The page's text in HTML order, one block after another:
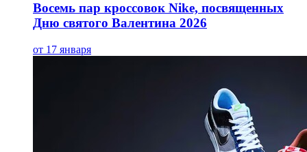
Восемь пар кроссовок Nike, посвященных
Дню святого Валентина 2026
от 17 января